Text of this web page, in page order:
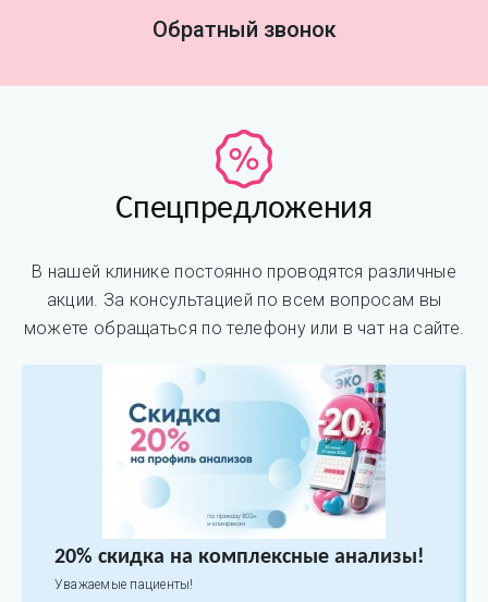
Обратный звонок
Спецпредложения
В нашей клинике постоянно проводятся различные
акции. За консультацией по всем вопросам вы
можете обращаться по телефону или в чат на сайте.
20% скидка на комплексные анализы!
Уважаемые пациенты!